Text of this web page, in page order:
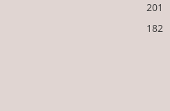
201
182